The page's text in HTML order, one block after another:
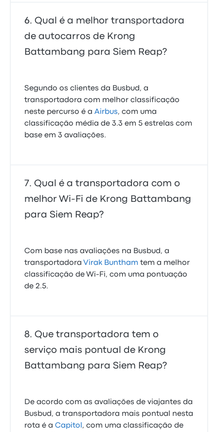
Qual é a melhor transportadora
de autocarros de Krong
Battambang para Siem Reap?
Segundo os clientes da Busbud, a
transportadora com melhor classificação
neste percurso é aAirbus, com uma
classificação média de 3.3 em 5 estrelas com
base em 3 avaliações.
Qual é a transportadora com o
melhor Wi-Fi de Krong Battambang
para Siem Reap?
Com base nas avaliações na Busbud, a
transportadora Virak Buntham tem a melhor
classificação de Wi‑Fi, com uma pontuação
de 2.5.
Que transportadora tem o
serviço mais pontual de Krong
Battambang para Siem Reap?
De acordo com as avaliações de viajantes da
Busbud, a transportadora mais pontual nesta
rota é aCapitol , com uma classificação de